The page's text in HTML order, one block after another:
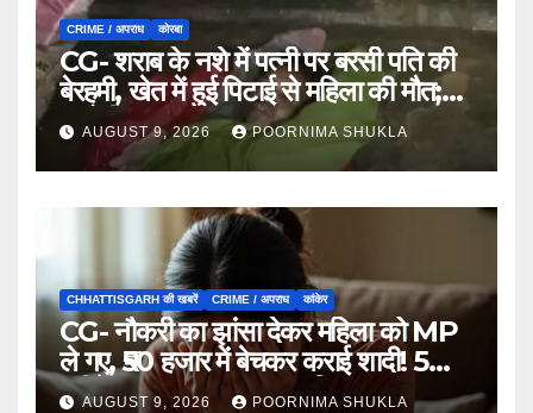
CRIME / अपराध कोरबा
CG- शराब के नशे में पत्नी पर बरसी पति की
बेरहमी, खेत में हुई पिटाई से महिला की मौत;
आरोपी फरार…
AUGUST 9, 2026 POORNIMA SHUKLA
CHHATTISGARH की खबरें CRIME / अपराध कांकेर
CG- नौकरी का झांसा देकर महिला को MP
ले गए, ₹50 हजार में बेचकर कराई शादी! 5
महीने बाद खुला पूरा राज, 3 गिरफ्तार…
AUGUST 9, 2026 POORNIMA SHUKLA